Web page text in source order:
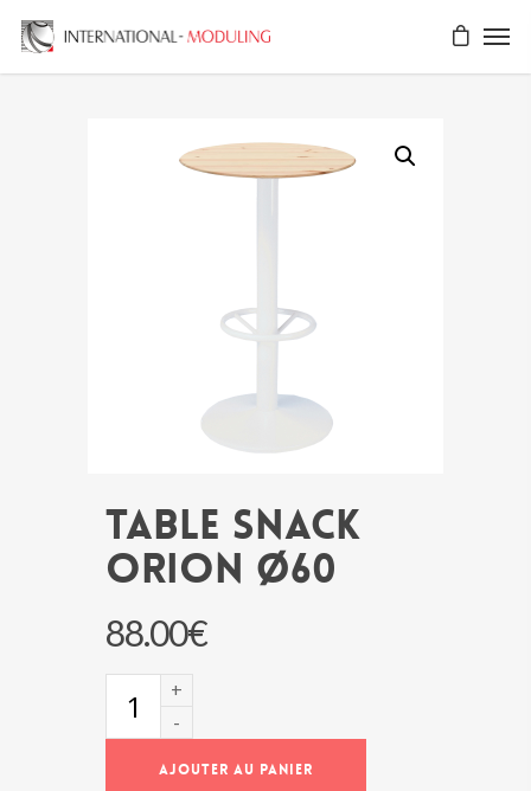
Table snack
ORION Ø60
88.00€
AJOUTER AU PANIER